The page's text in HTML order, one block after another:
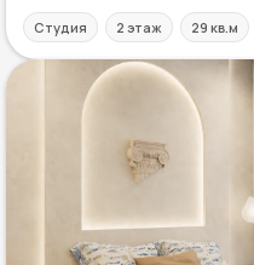
Студия 2 этаж 29 кв.м